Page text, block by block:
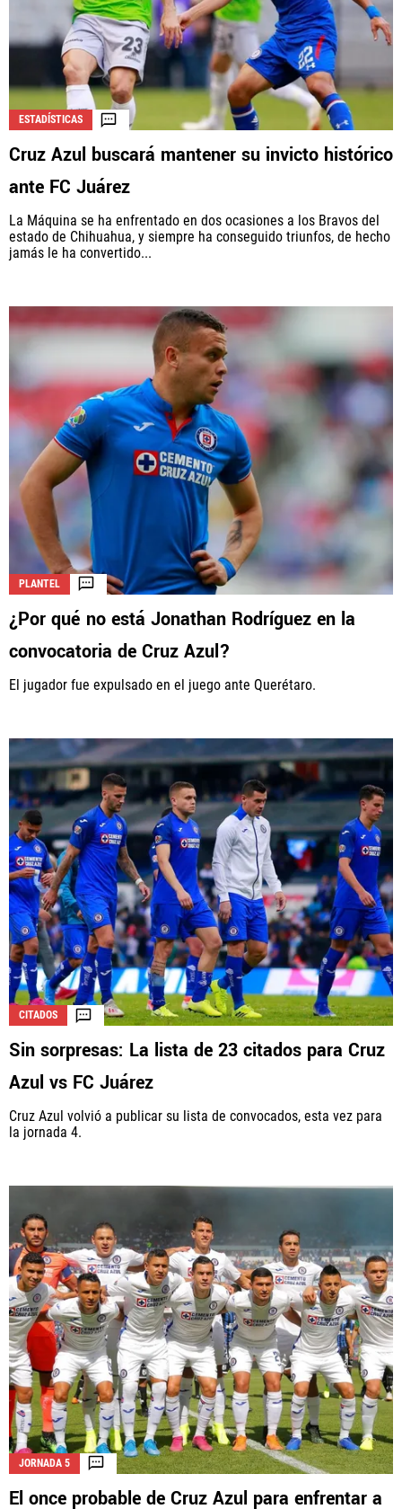
ESTADÍSTICAS
Cruz Azul buscará mantener su invicto histórico
ante FC Juárez
La Máquina se ha enfrentado en dos ocasiones a los Bravos del
estado de Chihuahua, y siempre ha conseguido triunfos, de hecho
jamás le ha convertido...
PLANTEL
¿Por qué no está Jonathan Rodríguez en la
convocatoria de Cruz Azul?
El jugador fue expulsado en el juego ante Querétaro.
CITADOS
Sin sorpresas: La lista de 23 citados para Cruz
Azul vs FC Juárez
Cruz Azul volvió a publicar su lista de convocados, esta vez para
la jornada 4.
JORNADA 5
El once probable de Cruz Azul para enfrentar a